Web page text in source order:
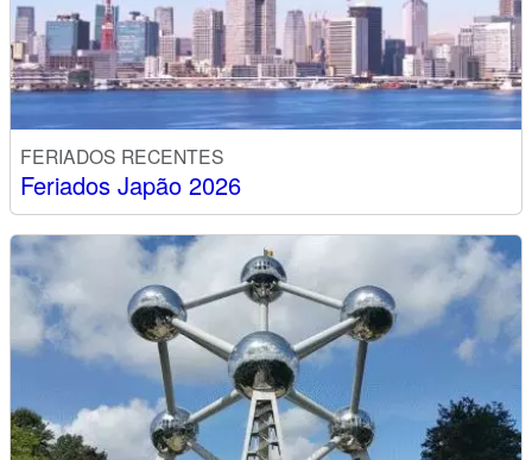
FERIADOS RECENTES
Feriados Japão 2026